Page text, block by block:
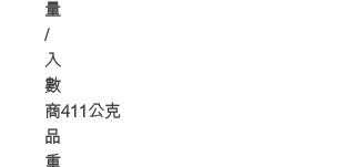
量
/
入
數
商
品
重
411公克